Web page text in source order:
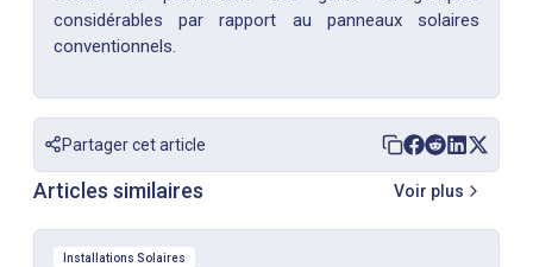
Partager cet article
Articles similaires Voir plus
Installations Solaires